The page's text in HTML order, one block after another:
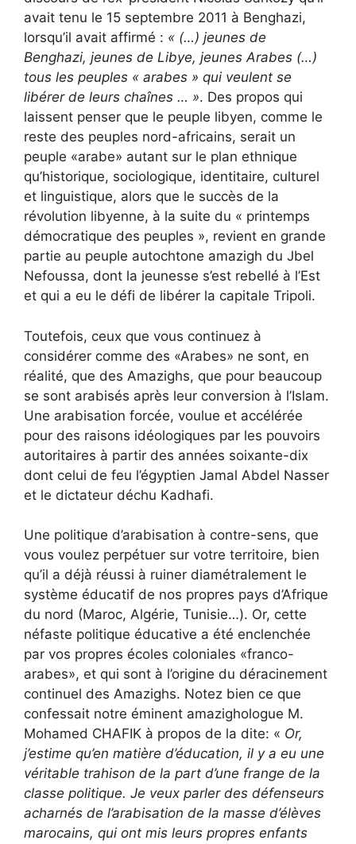
avait tenu le 15 septembre 2011 à Benghazi,
lorsqu’il avait affirmé : « (…) jeunes de
Benghazi, jeunes de Libye, jeunes Arabes (…)
tous les peuples « arabes » qui veulent se
libérer de leurs chaînes … ». Des propos qui
laissent penser que le peuple libyen, comme le
reste des peuples nord-africains, serait un
peuple «arabe» autant sur le plan ethnique
qu’historique, sociologique, identitaire, culturel
et linguistique, alors que le succès de la
révolution libyenne, à la suite du « printemps
démocratique des peuples », revient en grande
partie au peuple autochtone amazigh du Jbel
Nefoussa, dont la jeunesse s’est rebellé à l’Est
et qui a eu le défi de libérer la capitale Tripoli.
Toutefois, ceux que vous continuez à
considérer comme des «Arabes» ne sont, en
réalité, que des Amazighs, que pour beaucoup
se sont arabisés après leur conversion à l’Islam.
Une arabisation forcée, voulue et accélérée
pour des raisons idéologiques par les pouvoirs
autoritaires à partir des années soixante-dix
dont celui de feu l’égyptien Jamal Abdel Nasser
et le dictateur déchu Kadhafi.
Une politique d’arabisation à contre-sens, que
vous voulez perpétuer sur votre territoire, bien
qu’il a déjà réussi à ruiner diamétralement le
système éducatif de nos propres pays d’Afrique
du nord (Maroc, Algérie, Tunisie…). Or, cette
néfaste politique éducative a été enclenchée
par vos propres écoles coloniales «franco-
arabes», et qui sont à l’origine du déracinement
continuel des Amazighs. Notez bien ce que
confessait notre éminent amazighologue M.
Mohamed CHAFIK à propos de la dite: « Or,
j’estime qu’en matière d’éducation, il y a eu une
véritable trahison de la part d’une frange de la
classe politique. Je veux parler des défenseurs
acharnés de l’arabisation de la masse d’élèves
marocains, qui ont mis leurs propres enfants